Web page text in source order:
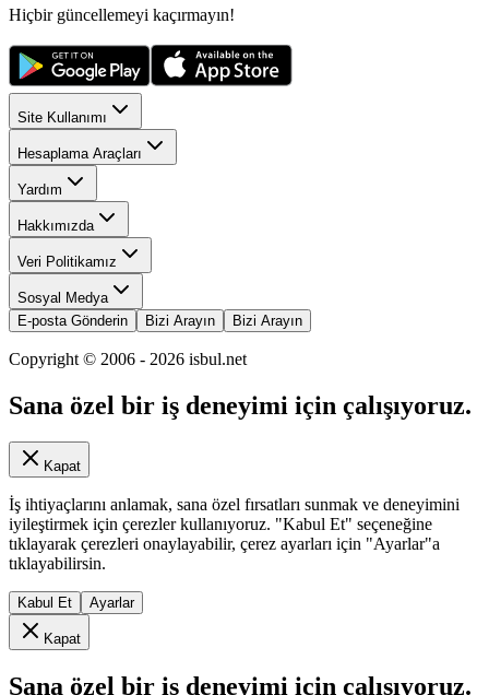
Hiçbir güncellemeyi kaçırmayın!
Site Kullanımı
Hesaplama Araçları
Yardım
Hakkımızda
Veri Politikamız
Sosyal Medya
E-posta Gönderin
Bizi Arayın Bizi Arayın
Copyright © 2006 - 2026 isbul.net
Sana özel bir iş deneyimi için çalışıyoruz.
Kapat
İş ihtiyaçlarını anlamak, sana özel fırsatları sunmak ve deneyimini
iyileştirmek için çerezler kullanıyoruz. "Kabul Et" seçeneğine
tıklayarak çerezleri onaylayabilir, çerez ayarları için "Ayarlar"a
tıklayabilirsin.
Kabul Et Ayarlar
Kapat
Sana özel bir iş deneyimi için çalışıyoruz.